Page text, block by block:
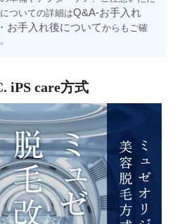
ついての詳細はQ&A-お手入れ
お手入れ後についてからもご確
iPS care方式